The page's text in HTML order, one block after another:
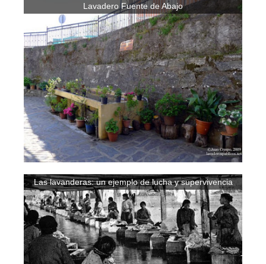
Lavadero Fuente de Abajo
Las lavanderas: un ejemplo de lucha y supervivencia